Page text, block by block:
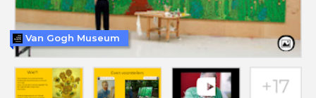
Van Gogh Museum